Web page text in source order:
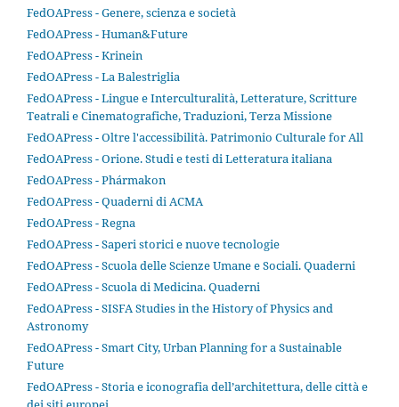
FedOAPress - Genere, scienza e società
FedOAPress - Human&Future
FedOAPress - Krinein
FedOAPress - La Balestriglia
FedOAPress - Lingue e Interculturalità, Letterature, Scritture
Teatrali e Cinematografiche, Traduzioni, Terza Missione
FedOAPress - Oltre l'accessibilità. Patrimonio Culturale for All
FedOAPress - Orione. Studi e testi di Letteratura italiana
FedOAPress - Phármakon
FedOAPress - Quaderni di ACMA
FedOAPress - Regna
FedOAPress - Saperi storici e nuove tecnologie
FedOAPress - Scuola delle Scienze Umane e Sociali. Quaderni
FedOAPress - Scuola di Medicina. Quaderni
FedOAPress - SISFA Studies in the History of Physics and
Astronomy
FedOAPress - Smart City, Urban Planning for a Sustainable
Future
FedOAPress - Storia e iconografia dell’architettura, delle città e